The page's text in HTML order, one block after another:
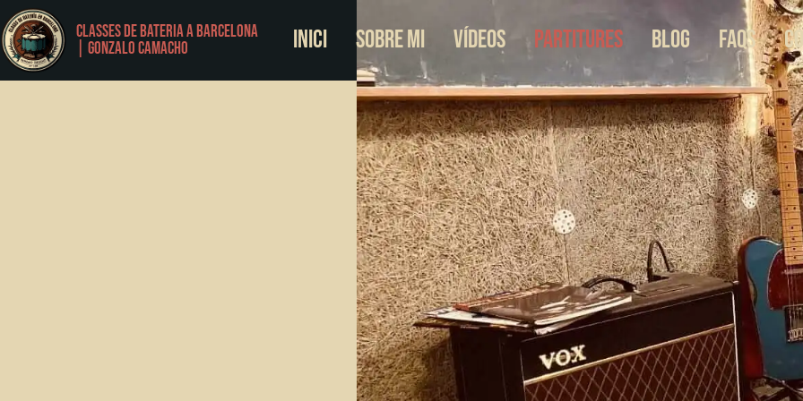
Classes de Bateria a Barcelona
| Gonzalo Camacho
Inici Sobre Mi Vídeos Partitures Blog FAQs